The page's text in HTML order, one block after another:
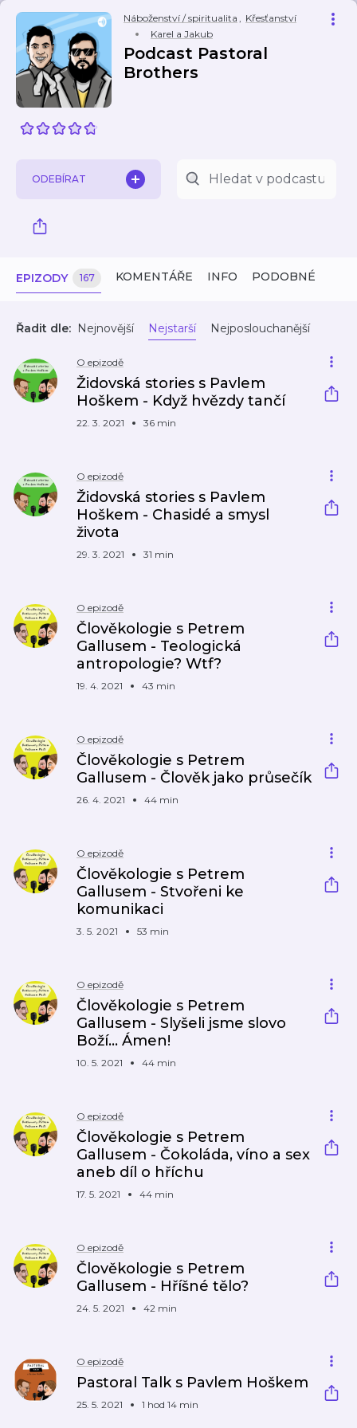
Náboženství / spiritualita , Křesťanství
Karel a Jakub
Podcast Pastoral
Brothers
ODEBÍRAT
EPIZODY 167 KOMENTÁŘE INFO PODOBNÉ
Řadit dle: Nejnovější Nejstarší Nejposlouchanější
O epizodě
Židovská stories s Pavlem
Hoškem - Když hvězdy tančí
22. 3. 2021 36 min
O epizodě
Židovská stories s Pavlem
Hoškem - Chasidé a smysl
života
29. 3. 2021 31 min
O epizodě
Člověkologie s Petrem
Gallusem - Teologická
antropologie? Wtf?
19. 4. 2021 43 min
O epizodě
Člověkologie s Petrem
Gallusem - Člověk jako průsečík
26. 4. 2021 44 min
O epizodě
Člověkologie s Petrem
Gallusem - Stvořeni ke
komunikaci
3. 5. 2021 53 min
O epizodě
Člověkologie s Petrem
Gallusem - Slyšeli jsme slovo
Boží... Ámen!
10. 5. 2021 44 min
O epizodě
Člověkologie s Petrem
Gallusem - Čokoláda, víno a sex
aneb díl o hříchu
17. 5. 2021 44 min
O epizodě
Člověkologie s Petrem
Gallusem - Hříšné tělo?
24. 5. 2021 42 min
O epizodě
Pastoral Talk s Pavlem Hoškem
25. 5. 2021 1 hod 14 min